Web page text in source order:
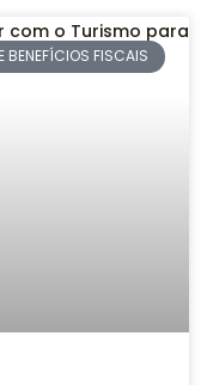
BENEFÍCIOS FISCAIS